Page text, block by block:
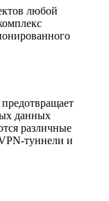
любой
данных
различные
туннели и